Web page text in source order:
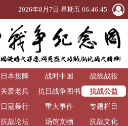
2026年8月7日 星期五 06:46:46
日本投降 战时中国
战线战役
关爱老兵
抗日战争图书
馆
抗战公益
日寇暴行 重大事件
专题栏目
抗战论坛 场馆文物 抗战文化